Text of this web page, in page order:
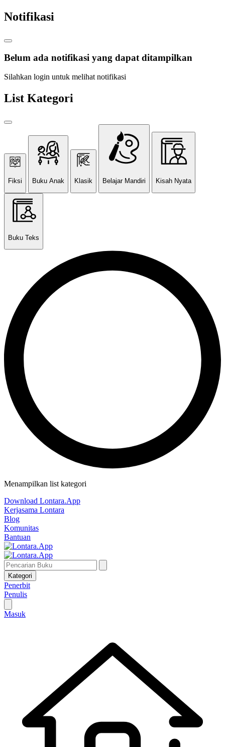
Notifikasi
Belum ada notifikasi yang dapat ditampilkan
Silahkan login untuk melihat notifikasi
List Kategori
Fiksi Buku Anak Klasik Belajar Mandiri Kisah Nyata
Buku Teks
Menampilkan list kategori
Download Lontara.App
Kerjasama Lontara
Blog
Komunitas
Bantuan
Kategori
Penerbit
Penulis
Masuk